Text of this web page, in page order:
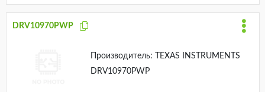
DRV10970PWP
Производитель:
TEXAS INSTRUMENTS
DRV10970PWP